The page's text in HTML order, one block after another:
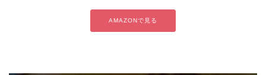
AMAZONで見る